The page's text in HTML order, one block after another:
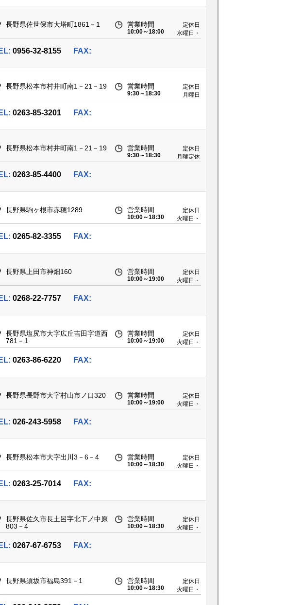
長野県佐世保市大塔町1861－1 営業時間
10:00～18:00
定休日
水曜日・
0956-32-8155 FAX:
長野県松本市村井町南1－21－19 営業時間
9:30～18:30
定休日
月曜日
0263-85-3201 FAX:
長野県松本市村井町南1－21－19 営業時間
9:30～18:30
定休日
月曜定休
0263-85-4400 FAX:
長野県駒ヶ根市赤穂1289 営業時間
10:00～18:30
定休日
火曜日・
0265-82-3355 FAX:
長野県上田市神畑160 営業時間
10:00～19:00
定休日
火曜日・
0268-22-7757 FAX:
長野県塩尻市大字広丘吉田字道西
781－1
営業時間
10:00～19:00
定休日
火曜日・
0263-86-6220 FAX:
長野県長野市大字村山市ノ口320 営業時間
10:00～19:00
定休日
火曜日・
026-243-5958 FAX:
長野県松本市大字出川3－6－4 営業時間
10:00～18:30
定休日
火曜日・
0263-25-7014 FAX:
長野県佐久市長土呂字北下ノ中原
803－4
営業時間
10:00～18:30
定休日
火曜日・
0267-67-6753 FAX:
長野県須坂市福島391－1 営業時間
10:00～18:30
定休日
火曜日・